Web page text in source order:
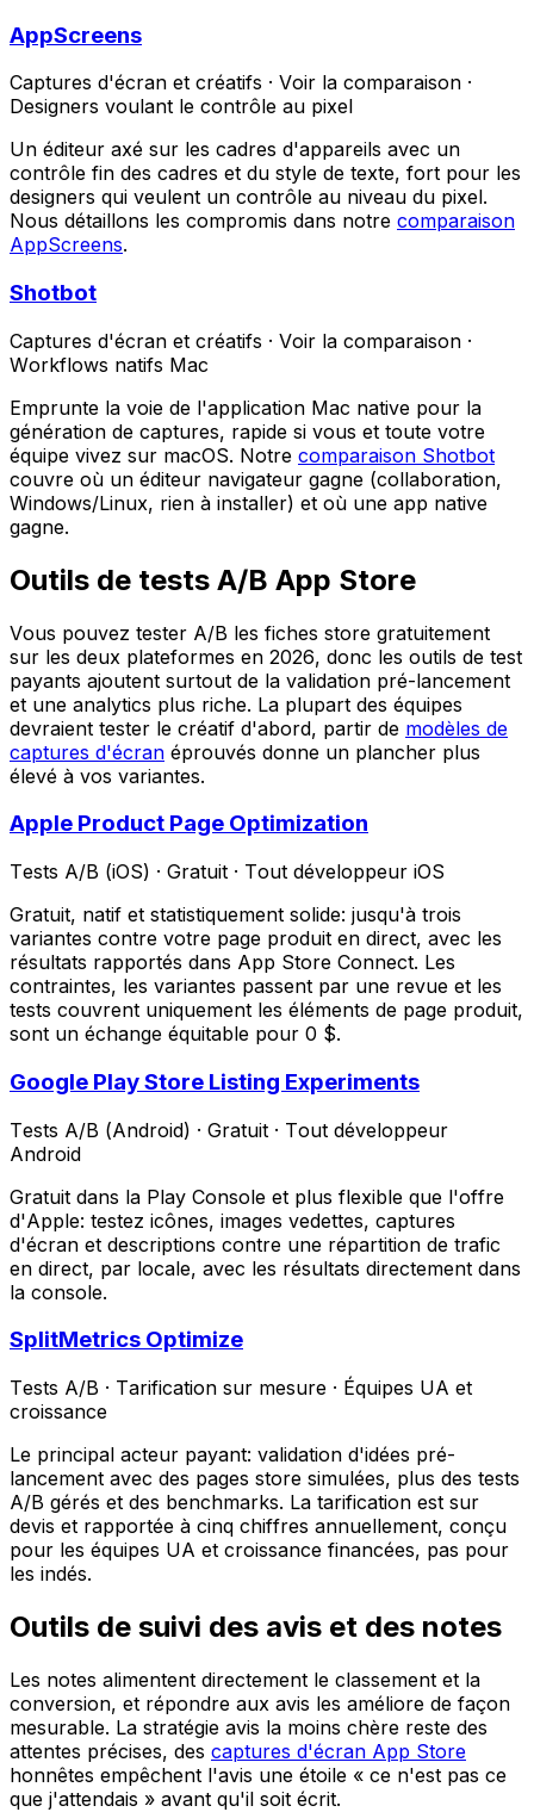
AppScreens
Captures d'écran et créatifs · Voir la comparaison ·
Designers voulant le contrôle au pixel
Un éditeur axé sur les cadres d'appareils avec un
contrôle fin des cadres et du style de texte, fort pour les
designers qui veulent un contrôle au niveau du pixel.
Nous détaillons les compromis dans notre comparaison
AppScreens.
Shotbot
Captures d'écran et créatifs · Voir la comparaison ·
Workflows natifs Mac
Emprunte la voie de l'application Mac native pour la
génération de captures, rapide si vous et toute votre
équipe vivez sur macOS. Notre comparaison Shotbot
couvre où un éditeur navigateur gagne (collaboration,
Windows/Linux, rien à installer) et où une app native
gagne.
Outils de tests A/B App Store
Vous pouvez tester A/B les fiches store gratuitement
sur les deux plateformes en 2026, donc les outils de test
payants ajoutent surtout de la validation pré-lancement
et une analytics plus riche. La plupart des équipes
devraient tester le créatif d'abord, partir de modèles de
captures d'écran éprouvés donne un plancher plus
élevé à vos variantes.
Apple Product Page Optimization
Tests A/B (iOS) · Gratuit · Tout développeur iOS
Gratuit, natif et statistiquement solide: jusqu'à trois
variantes contre votre page produit en direct, avec les
résultats rapportés dans App Store Connect. Les
contraintes, les variantes passent par une revue et les
tests couvrent uniquement les éléments de page produit,
sont un échange équitable pour 0 $.
Google Play Store Listing Experiments
Tests A/B (Android) · Gratuit · Tout développeur
Android
Gratuit dans la Play Console et plus flexible que l'offre
d'Apple: testez icônes, images vedettes, captures
d'écran et descriptions contre une répartition de trafic
en direct, par locale, avec les résultats directement dans
la console.
SplitMetrics Optimize
Tests A/B · Tarification sur mesure · Équipes UA et
croissance
Le principal acteur payant: validation d'idées pré-
lancement avec des pages store simulées, plus des tests
A/B gérés et des benchmarks. La tarification est sur
devis et rapportée à cinq chiffres annuellement, conçu
pour les équipes UA et croissance financées, pas pour
les indés.
Outils de suivi des avis et des notes
Les notes alimentent directement le classement et la
conversion, et répondre aux avis les améliore de façon
mesurable. La stratégie avis la moins chère reste des
attentes précises, des captures d'écran App Store
honnêtes empêchent l'avis une étoile « ce n'est pas ce
que j'attendais » avant qu'il soit écrit.